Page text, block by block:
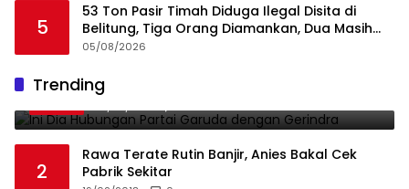
5
53 Ton Pasir Timah Diduga Ilegal Disita di
Belitung, Tiga Orang Diamankan, Dua Masih
Diburu
05/08/2026
Trending
1
Gerindra
2
Rawa Terate Rutin Banjir, Anies Bakal Cek
Pabrik Sekitar